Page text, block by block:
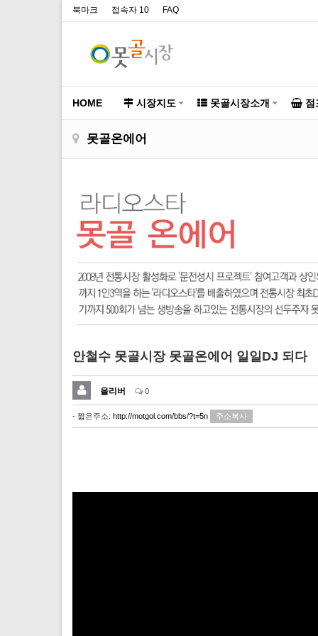
북마크 접속자 10 FAQ
HOME 시장지도 못골시장소개 점
못골온에어
안철수 못골시장 못골온에어 일일DJ 되다
올리버 0
- 짧은주소: http://motgol.com/bbs/?t=5n 주소복사